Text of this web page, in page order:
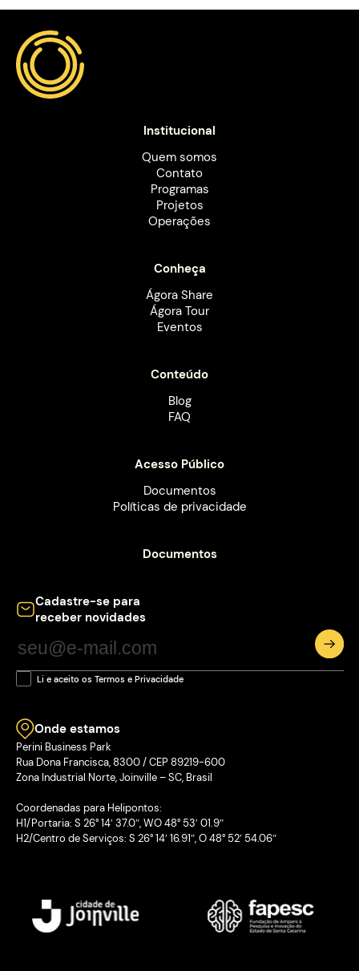
Institucional
Quem somos
Contato
Programas
Projetos
Operações
Conheça
Ágora Share
Ágora Tour
Eventos
Conteúdo
Blog
FAQ
Acesso Público
Documentos
Políticas de privacidade
Documentos
Cadastre-se para
receber novidades
Li e aceito os Termos e Privacidade
Onde estamos
Perini Business Park
Rua Dona Francisca, 8300 / CEP 89219-600
Zona Industrial Norte, Joinville – SC, Brasil
Coordenadas para Helipontos:
H1/Portaria: S 26° 14′ 37.0″, WO 48° 53′ 01.9″
H2/Centro de Serviços: S 26° 14′ 16.91″, O 48° 52′ 54.06″